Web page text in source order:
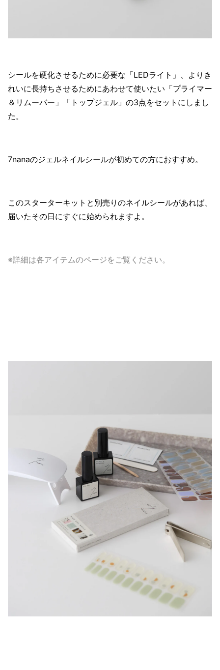
シールを硬化させるために必要な「LEDライト」、よりき
れいに長持ちさせるためにあわせて使いたい「プライマー
＆リムーバー」「トップジェル」の3点をセットにしまし
た。
7nanaのジェルネイルシールが初めての方におすすめ。
このスターターキットと別売りのネイルシールがあれば、
届いたその日にすぐに始められますよ。
※詳細は各アイテムのページをご覧ください。